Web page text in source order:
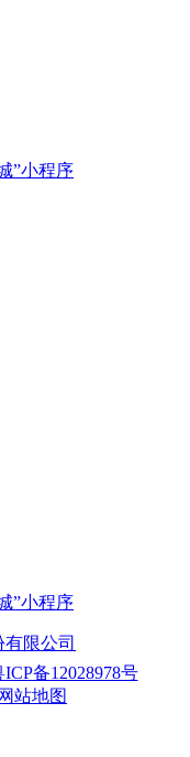
”小程序
”小程序
限公司
ICP备12028978号
网站地图